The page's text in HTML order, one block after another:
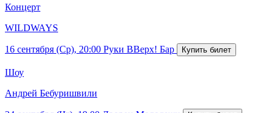
Концерт
WILDWAYS
16 сентября (Ср), 20:00 Руки ВВерх! Бар
Шоу
Андрей Бебуришвили